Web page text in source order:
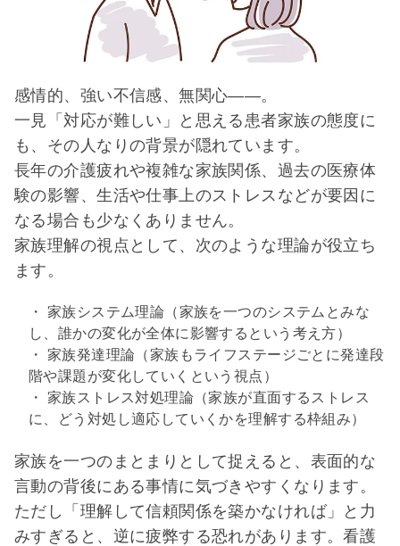
感情的、強い不信感、無関心――。
一見「対応が難しい」と思える患者家族の態度に
も、その人なりの背景が隠れています。
長年の介護疲れや複雑な家族関係、過去の医療体
験の影響、生活や仕事上のストレスなどが要因に
なる場合も少なくありません。
家族理解の視点として、次のような理論が役立ち
ます。
・ 家族システム理論（家族を一つのシステムとみな
し、誰かの変化が全体に影響するという考え方）
・ 家族発達理論（家族もライフステージごとに発達段
階や課題が変化していくという視点）
・ 家族ストレス対処理論（家族が直面するストレス
に、どう対処し適応していくかを理解する枠組み）
家族を一つのまとまりとして捉えると、表面的な
言動の背後にある事情に気づきやすくなります。
ただし「理解して信頼関係を築かなければ」と力
みすぎると、逆に疲弊する恐れがあります。看護